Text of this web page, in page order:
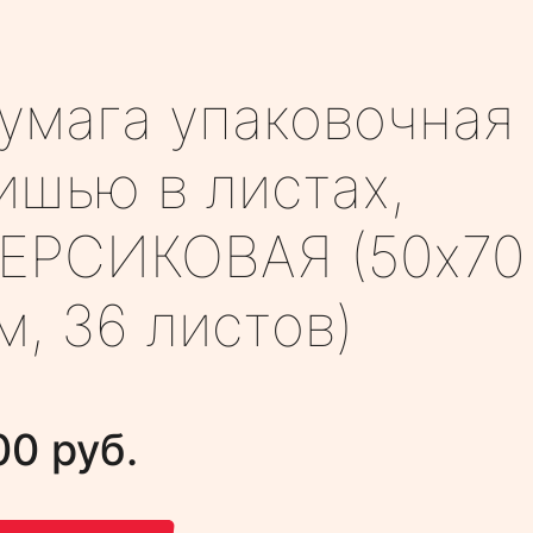
упаковочная
в листах,
(50х70
36 листов)
руб.